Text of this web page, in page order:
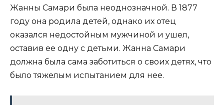
Жанны Самари была неоднозначной. В 1877
году она родила детей, однако их отец
оказался недостойным мужчиной и ушел,
оставив ее одну с детьми. Жанна Самари
должна была сама заботиться о своих детях, что
было тяжелым испытанием для нее.